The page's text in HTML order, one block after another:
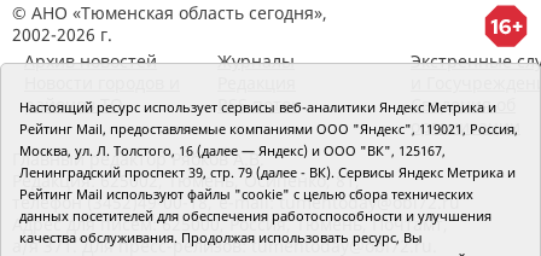
© АНО «Тюменская область сегодня»,
2002-2026 г.
Архив новостей
районов ТО
Журналы
RSS поток
Экстренные
Сведения об
организации
Главный редактор Рябков А.В.
Редакция: 625002, Тюмень, Осипенко, 81,
телефон (3452)49-00-18, e-mail: tumentoday@obl72.ru
Адрес для писем: 625000, Россия, Тюмень, Почтамт,
а/я 371. Для пресс-релизов: tumentoday@obl72.ru.
Настоящий ресурс использует сервисы веб-аналитики Яндекс Метрика и
Рейтинг Mail, предоставляемые компаниями ООО "Яндекс", 119021, Россия,
Москва, ул. Л. Толстого, 16 (далее — Яндекс) и ООО "ВК", 125167,
Ленинградский проспект 39, стр. 79 (далее - ВК). Сервисы Яндекс Метрика и
Рейтинг Mail используют файлы "cookie" с целью сбора технических
данных посетителей для обеспечения работоспособности и улучшения
качества обслуживания. Продолжая использовать ресурс, Вы